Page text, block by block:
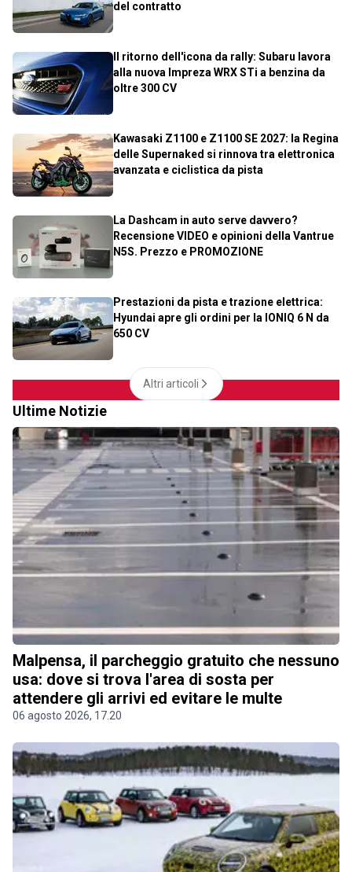
del contratto
Il ritorno dell'icona da rally: Subaru lavora
alla nuova Impreza WRX STi a benzina da
oltre 300 CV
Kawasaki Z1100 e Z1100 SE 2027: la Regina
delle Supernaked si rinnova tra elettronica
avanzata e ciclistica da pista
La Dashcam in auto serve davvero?
Recensione VIDEO e opinioni della Vantrue
N5S. Prezzo e PROMOZIONE
Prestazioni da pista e trazione elettrica:
Hyundai apre gli ordini per la IONIQ 6 N da
650 CV
Altri articoli
Ultime Notizie
Malpensa, il parcheggio gratuito che nessuno
usa: dove si trova l'area di sosta per
attendere gli arrivi ed evitare le multe
06 agosto 2026, 17.20